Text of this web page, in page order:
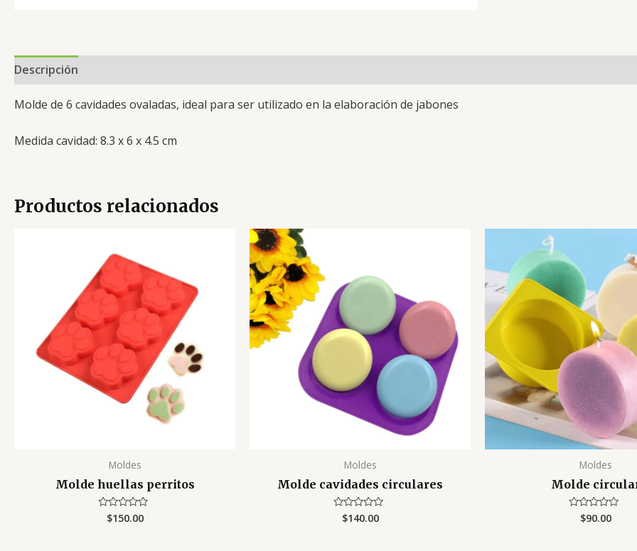
Descripción
Molde de 6 cavidades ovaladas, ideal para ser utilizado en la elaboración de jabones
Medida cavidad: 8.3 x 6 x 4.5 cm
Productos relacionados
Moldes
Molde huellas perritos
Valorado
con
$150.00
Moldes
Molde cavidades circulares
Valorado
con
$140.00
Moldes
Molde
Valorado
con
$90.00